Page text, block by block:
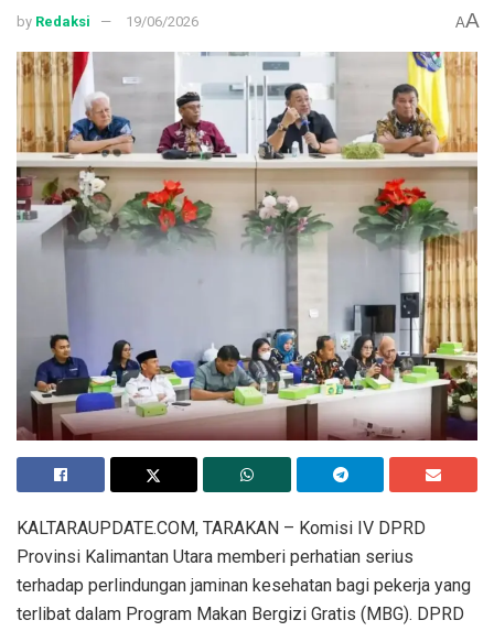
by Redaksi 19/06/2026 AA
KALTARAUPDATE.COM, TARAKAN – Komisi IV DPRD
Provinsi Kalimantan Utara memberi perhatian serius
terhadap perlindungan jaminan kesehatan bagi pekerja yang
terlibat dalam Program Makan Bergizi Gratis (MBG). DPRD